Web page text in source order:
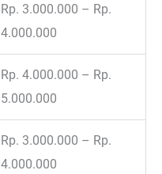
Rp. 3.000.000 – Rp.
4.000.000
Rp. 4.000.000 – Rp.
5.000.000
Rp. 3.000.000 – Rp.
4.000.000